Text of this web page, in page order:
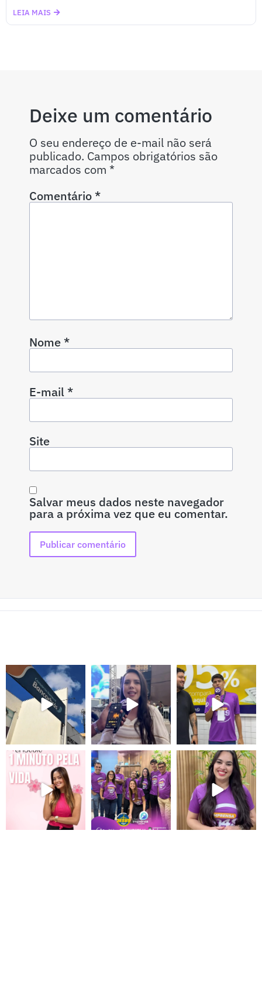
LEIA MAIS
Deixe um comentário
O seu endereço de e-mail não será
publicado. Campos obrigatórios são
marcados com *
Comentário*
Nome*
E-mail*
Site
Salvar meus dados neste navegador
para a próxima vez que eu comentar.